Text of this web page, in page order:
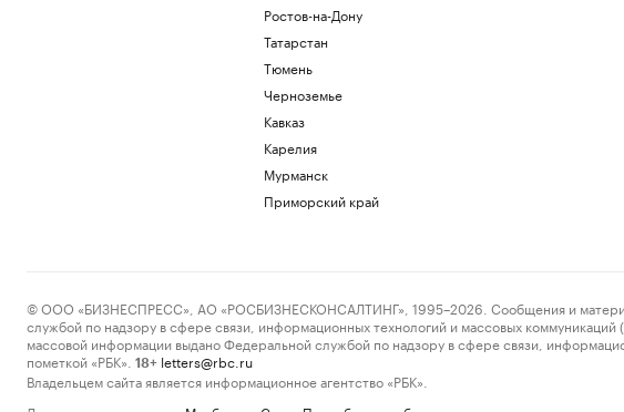
Ростов-на-Дону
Татарстан
Тюмень
Черноземье
Кавказ
Карелия
Мурманск
Приморский край
© ООО «БИЗНЕСПРЕСС», АО «РОСБИЗНЕСКОНСАЛТИНГ», 1995–2026. Сообщения и
службой по надзору в сфере связи, информационных технологий и массовых
массовой информации выдано Федеральной службой по надзору в сфере связи,
пометкой «РБК».
18+ letters@rbc.ru
Владельцем сайта является информационное агентство «РБК».